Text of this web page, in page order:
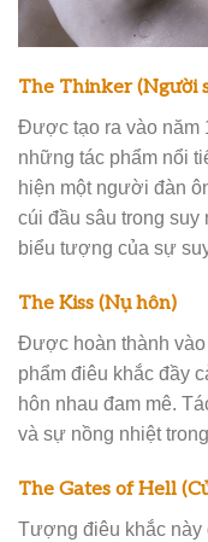
The Thinker (Người
Được tạo ra vào năm
những tác phẩm nổi
hiện một người đàn
cúi đầu sâu trong suy
biểu tượng của sự
The Kiss (Nụ hôn)
Được hoàn thành vào
phẩm điêu khắc đầy
hôn nhau đam mê.
và sự nồng nhiệt
The Gates of Hell
Tượng điêu khắc này